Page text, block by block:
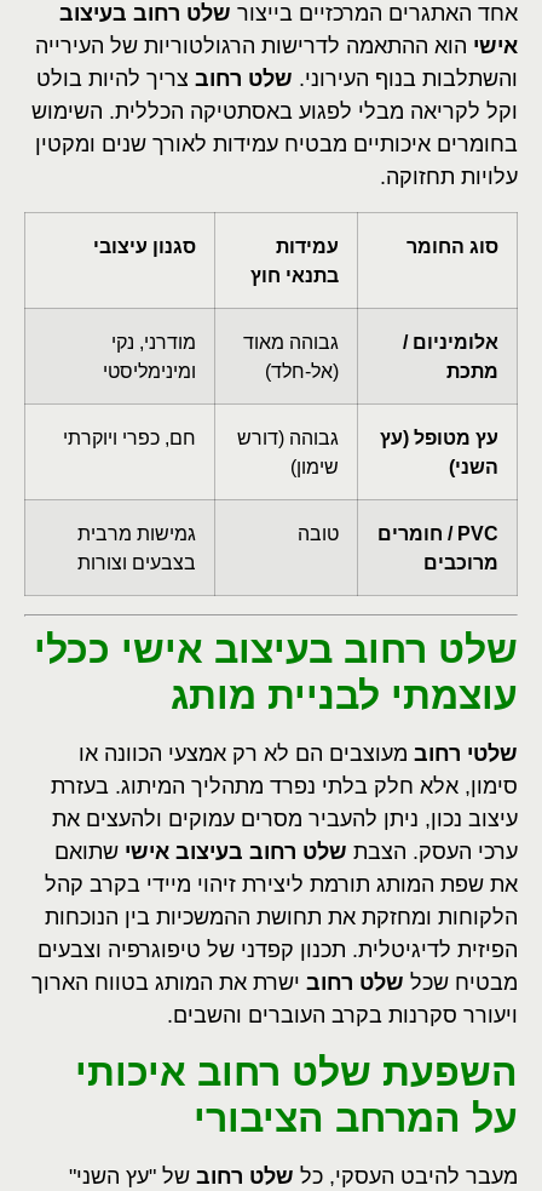
אחד האתגרים המרכזיים בייצור שלט רחוב בעיצוב
אישי הוא ההתאמה לדרישות הרגולטוריות של העירייה
והשתלבות בנוף העירוני. שלט רחוב צריך להיות בולט
וקל לקריאה מבלי לפגוע באסתטיקה הכללית. השימוש
בחומרים איכותיים מבטיח עמידות לאורך שנים ומקטין
עלויות תחזוקה.
סוג החומר
עמידות
בתנאי חוץ
סגנון עיצובי
אלומיניום /
מתכת
גבוהה מאוד
(אל-חלד)
מודרני, נקי
ומינימליסטי
עץ מטופל (עץ
השני)
גבוהה (דורש
שימון)
חם, כפרי ויוקרתי
PVC / חומרים
מרוכבים
טובה
גמישות מרבית
בצבעים וצורות
שלט רחוב בעיצוב אישי ככלי
עוצמתי לבניית מותג
שלטי רחוב מעוצבים הם לא רק אמצעי הכוונה או
סימון, אלא חלק בלתי נפרד מתהליך המיתוג. בעזרת
עיצוב נכון, ניתן להעביר מסרים עמוקים ולהעצים את
ערכי העסק. הצבת שלט רחוב בעיצוב אישי שתואם
את שפת המותג תורמת ליצירת זיהוי מיידי בקרב קהל
הלקוחות ומחזקת את תחושת ההמשכיות בין הנוכחות
הפיזית לדיגיטלית. תכנון קפדני של טיפוגרפיה וצבעים
מבטיח שכל שלט רחוב ישרת את המותג בטווח הארוך
ויעורר סקרנות בקרב העוברים והשבים.
השפעת שלט רחוב איכותי
על המרחב הציבורי
מעבר להיבט העסקי, כל שלט רחוב של "עץ השני"